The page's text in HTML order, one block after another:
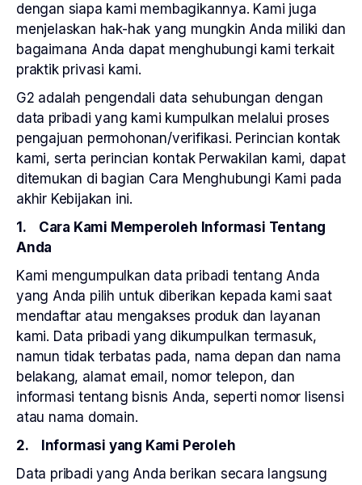
dengan siapa kami membagikannya. Kami juga
menjelaskan hak-hak yang mungkin Anda miliki dan
bagaimana Anda dapat menghubungi kami terkait
praktik privasi kami.
G2 adalah pengendali data sehubungan dengan
data pribadi yang kami kumpulkan melalui proses
pengajuan permohonan/verifikasi. Perincian kontak
kami, serta perincian kontak Perwakilan kami, dapat
ditemukan di bagian Cara Menghubungi Kami pada
akhir Kebijakan ini.
1. Cara Kami Memperoleh Informasi Tentang
Anda
Kami mengumpulkan data pribadi tentang Anda
yang Anda pilih untuk diberikan kepada kami saat
mendaftar atau mengakses produk dan layanan
kami. Data pribadi yang dikumpulkan termasuk,
namun tidak terbatas pada, nama depan dan nama
belakang, alamat email, nomor telepon, dan
informasi tentang bisnis Anda, seperti nomor lisensi
atau nama domain.
2. Informasi yang Kami Peroleh
Data pribadi yang Anda berikan secara langsung